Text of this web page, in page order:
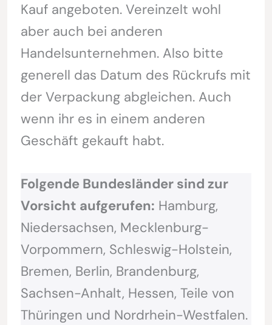
Kauf angeboten. Vereinzelt wohl
aber auch bei anderen
Handelsunternehmen. Also bitte
generell das Datum des Rückrufs mit
der Verpackung abgleichen. Auch
wenn ihr es in einem anderen
Geschäft gekauft habt.
Folgende Bundesländer sind zur
Vorsicht aufgerufen: Hamburg,
Niedersachsen, Mecklenburg-
Vorpommern, Schleswig-Holstein,
Bremen, Berlin, Brandenburg,
Sachsen-Anhalt, Hessen, Teile von
Thüringen und Nordrhein-Westfalen.